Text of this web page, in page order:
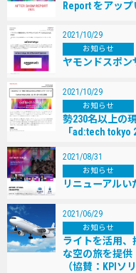
Report をアップ
2021/10/29
お知らせ
ヤモンドスポン
2021/10/29
お知らせ
勢230名以上の
「ad:tech
2021/08/31
お知らせ
リニューアルい
2021/06/29
お知らせ
ライトを活⽤、
な空の旅を提供
（協賛：KPIソ